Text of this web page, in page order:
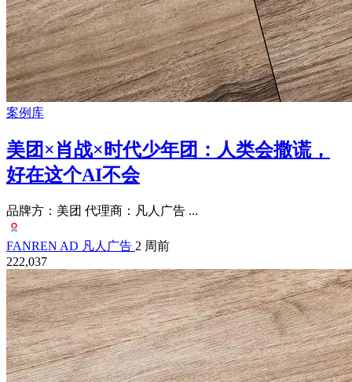
案例库
美团×肖战×时代少年团：人类会撒谎，
好在这个AI不会
品牌方：美团 代理商：凡人广告 ...
FANREN AD 凡人广告 2 周前
222,037